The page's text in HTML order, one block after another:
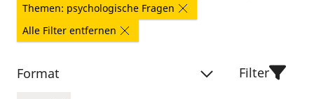
Themen: psychologische Fragen
Alle Filter entfernen
Format Filter